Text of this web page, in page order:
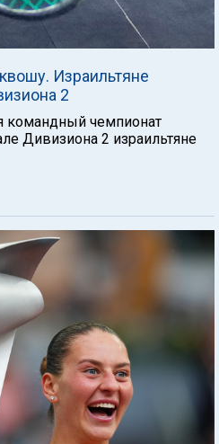
Израильтяне
2
командный чемпионат
Дивизиона 2 израильтяне